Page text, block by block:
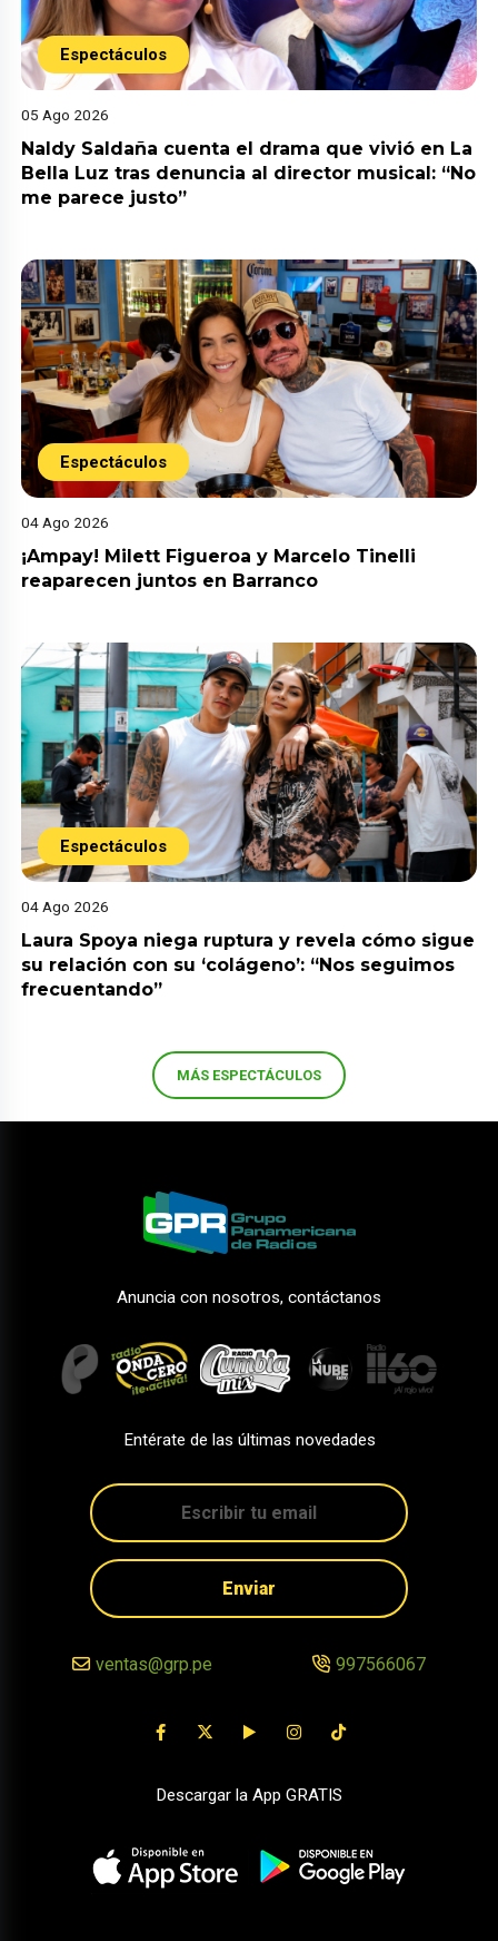
Espectáculos
05 Ago 2026
Naldy Saldaña cuenta el drama que vivió en La
Bella Luz tras denuncia al director musical: “No
me parece justo”
Espectáculos
04 Ago 2026
¡Ampay! Milett Figueroa y Marcelo Tinelli
reaparecen juntos en Barranco
Espectáculos
04 Ago 2026
Laura Spoya niega ruptura y revela cómo sigue
su relación con su ‘colágeno’: “Nos seguimos
frecuentando”
MÁS ESPECTÁCULOS
Anuncia con nosotros, contáctanos
Entérate de las últimas novedades
Enviar
ventas@grp.pe 997566067
Descargar la App GRATIS